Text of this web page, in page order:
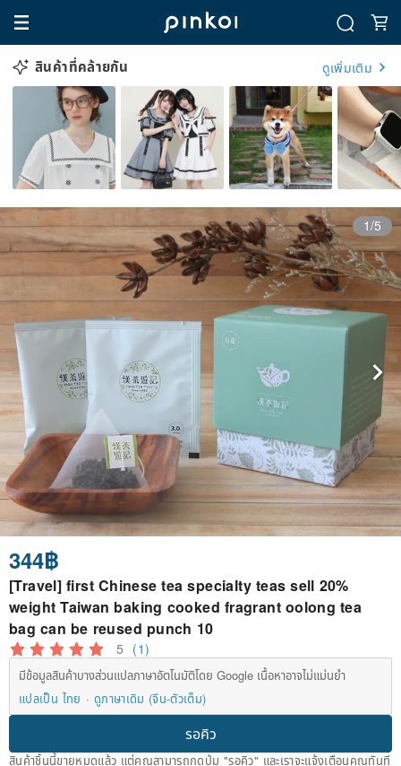
สินค้าที่คล้ายกัน ดูเพิ่มเติม
1/5
344฿
[Travel] first Chinese tea specialty teas sell 20%
weight Taiwan baking cooked fragrant oolong tea
bag can be reused punch 10
5 (1)
มีข้อมูลสินค้าบางส่วนแปลภาษาอัตโนมัติโดย Google เนื้อหาอาจไม่แม่นยำ
แปลเป็น ไทย
ดูภาษาเดิม (จีน-ตัวเต็ม)
รอคิว
สินค้าชิ้นนี้ขายหมดแล้ว แต่คุณสามารถกดปุ่ม "รอคิว" และเราจะแจ้งเตือนคุณทันที